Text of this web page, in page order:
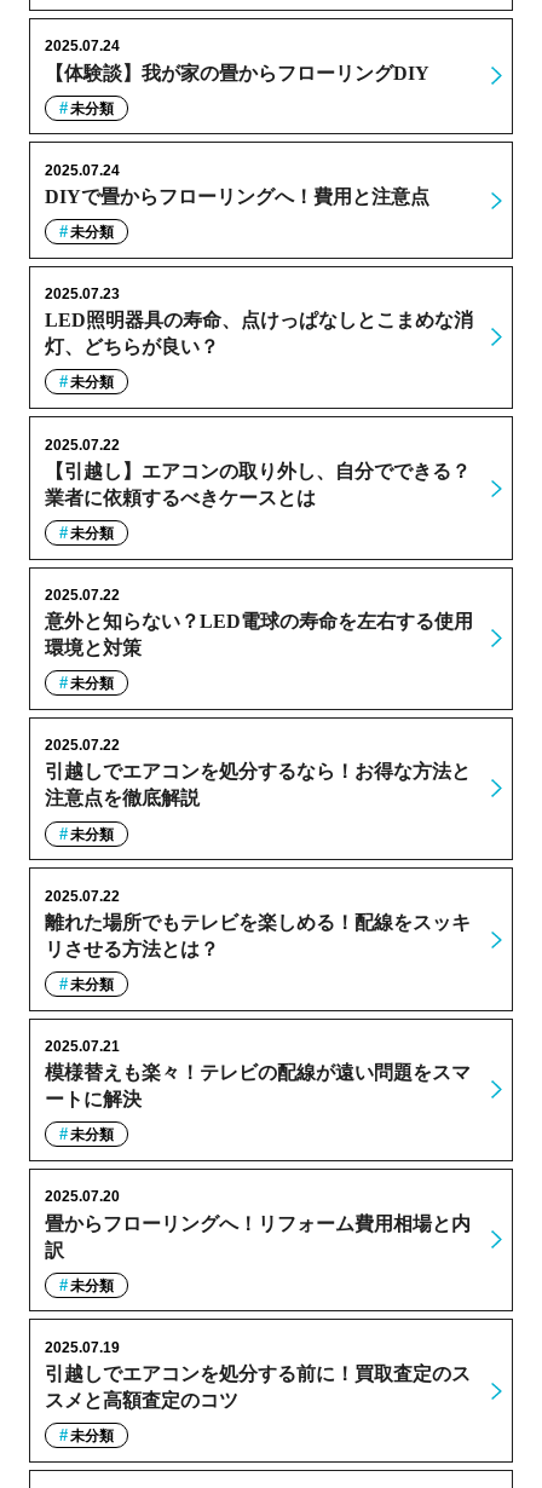
【体験談】我が家の畳からフローリングDIY
2025.07.24
未分類
DIYで畳からフローリングへ！費用と注意点
2025.07.24
未分類
LED照明器具の寿命、点けっぱなしとこまめな消
灯、どちらが良い？
2025.07.23
未分類
【引越し】エアコンの取り外し、自分でできる？
業者に依頼するべきケースとは
2025.07.22
未分類
意外と知らない？LED電球の寿命を左右する使用
環境と対策
2025.07.22
未分類
引越しでエアコンを処分するなら！お得な方法と
注意点を徹底解説
2025.07.22
未分類
離れた場所でもテレビを楽しめる！配線をスッキ
リさせる方法とは？
2025.07.22
未分類
模様替えも楽々！テレビの配線が遠い問題をスマ
ートに解決
2025.07.21
未分類
畳からフローリングへ！リフォーム費用相場と内
訳
2025.07.20
未分類
引越しでエアコンを処分する前に！買取査定のス
スメと高額査定のコツ
2025.07.19
未分類